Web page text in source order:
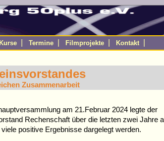
Kurse Termine Filmprojekte Kontakt
Zusammenarbeit
am 21.Februar 2024 legte der
Rechenschaft über die letzten zwei Jahre
positive Ergebnisse dargelegt werden.